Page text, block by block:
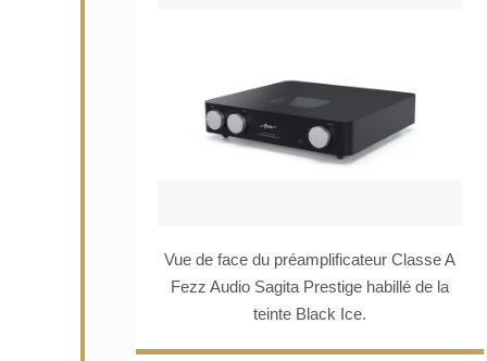
Vue de face du préamplificateur Classe A
Fezz Audio Sagita Prestige habillé de la
teinte Black Ice.